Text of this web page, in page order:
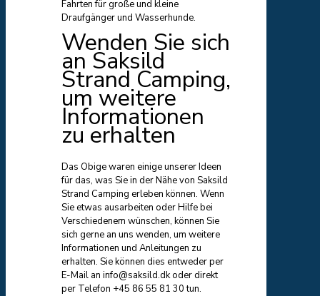
Fahrten für große und kleine
Draufgänger und Wasserhunde.
Wenden Sie sich
an Saksild
Strand Camping,
um weitere
Informationen
zu erhalten
Das Obige waren einige unserer Ideen
für das, was Sie in der Nähe von Saksild
Strand Camping erleben können. Wenn
Sie etwas ausarbeiten oder Hilfe bei
Verschiedenem wünschen, können Sie
sich gerne an uns wenden, um weitere
Informationen und Anleitungen zu
erhalten. Sie können dies entweder per
E-Mail an info@saksild.dk oder direkt
per Telefon +45 86 55 81 30 tun.